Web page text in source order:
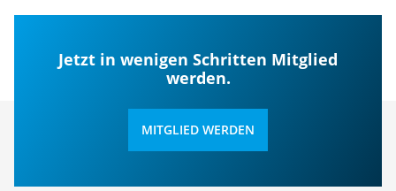
Jetzt in wenigen Schritten Mitglied
werden.
MITGLIED WERDEN